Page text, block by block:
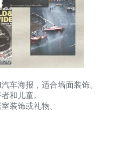
车海报，适合墙面装饰。
和儿童。
装饰或礼物。